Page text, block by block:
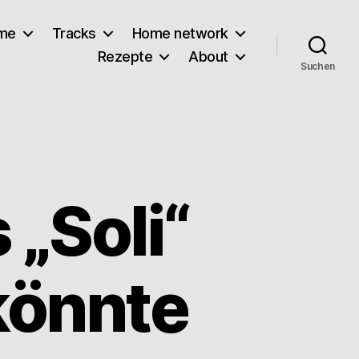
Tracks
Home network
Rezepte
About
Suchen